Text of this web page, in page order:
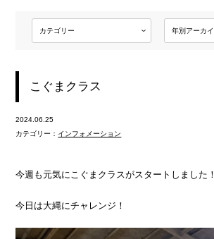
こぐまクラス
2024.06.25
カテゴリー： インフォメーション
今週も元気にこぐまクラスがスタートしました！
今日は大縄にチャレンジ！